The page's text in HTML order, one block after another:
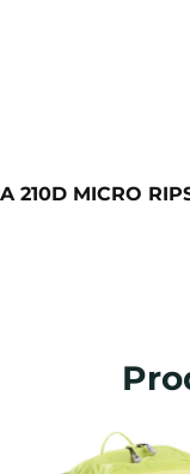
210D MICRO